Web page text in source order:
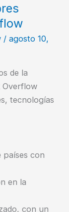
/ agosto 10,
de la
Overflow
tecnologías
países con
en la
con un